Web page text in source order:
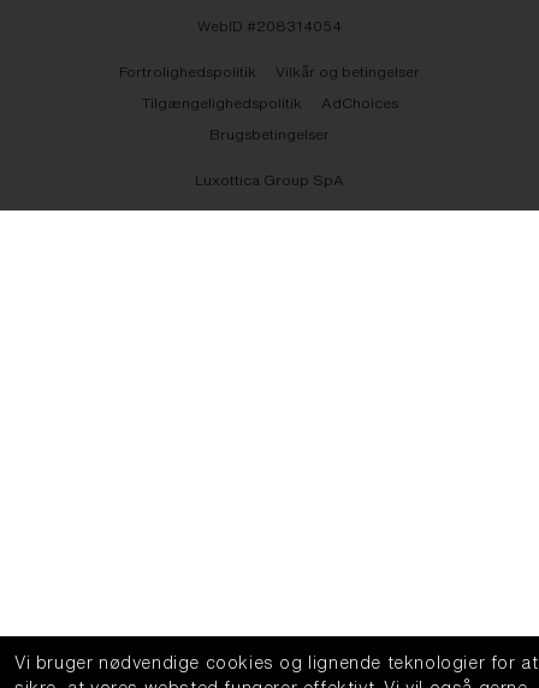
WebID #208314054
Fortrolighedspolitik
Vilkår og betingelser
Tilgængelighedspolitik
AdChoices
Brugsbetingelser
Luxottica Group SpA
Vi bruger nødvendige cookies og lignende teknologier for at